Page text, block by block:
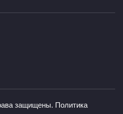
защищены. Политика